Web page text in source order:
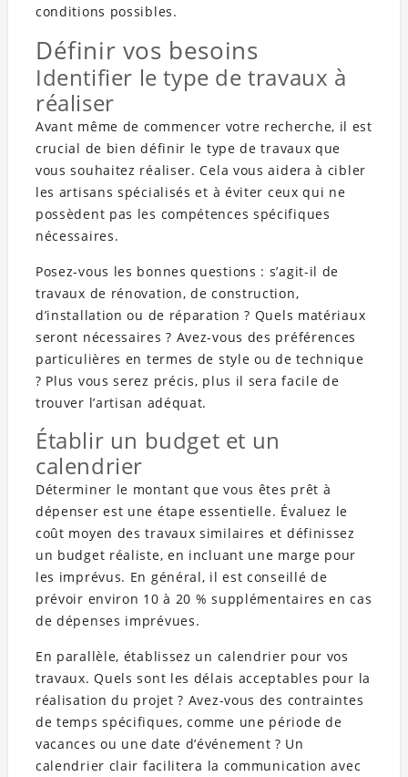
conditions possibles.
Définir vos besoins
Identifier le type de travaux à
réaliser
Avant même de commencer votre recherche, il est
crucial de bien définir le type de travaux que
vous souhaitez réaliser. Cela vous aidera à cibler
les artisans spécialisés et à éviter ceux qui ne
possèdent pas les compétences spécifiques
nécessaires.
Posez-vous les bonnes questions : s’agit-il de
travaux de rénovation, de construction,
d’installation ou de réparation ? Quels matériaux
seront nécessaires ? Avez-vous des préférences
particulières en termes de style ou de technique
? Plus vous serez précis, plus il sera facile de
trouver l’artisan adéquat.
Établir un budget et un
calendrier
Déterminer le montant que vous êtes prêt à
dépenser est une étape essentielle. Évaluez le
coût moyen des travaux similaires et définissez
un budget réaliste, en incluant une marge pour
les imprévus. En général, il est conseillé de
prévoir environ 10 à 20 % supplémentaires en cas
de dépenses imprévues.
En parallèle, établissez un calendrier pour vos
travaux. Quels sont les délais acceptables pour la
réalisation du projet ? Avez-vous des contraintes
de temps spécifiques, comme une période de
vacances ou une date d’événement ? Un
calendrier clair facilitera la communication avec